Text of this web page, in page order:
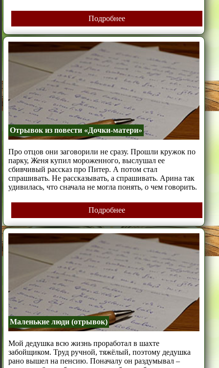
Подробнее
Отрывок из повести «Дочки-матери»
Про отцов они заговорили не сразу. Прошли кружок по
парку, Женя купил мороженного, выслушал ее
сбивчивый рассказ про Питер. А потом стал
спрашивать. Не рассказывать, а спрашивать. Арина так
удивилась, что сначала не могла понять, о чем говорить.
Подробнее
Маленькие люди (отрывок)
Мой дедушка всю жизнь проработал в шахте
забойщиком. Труд ручной, тяжёлый, поэтому дедушка
рано вышел на пенсию. Поначалу он раздумывал –